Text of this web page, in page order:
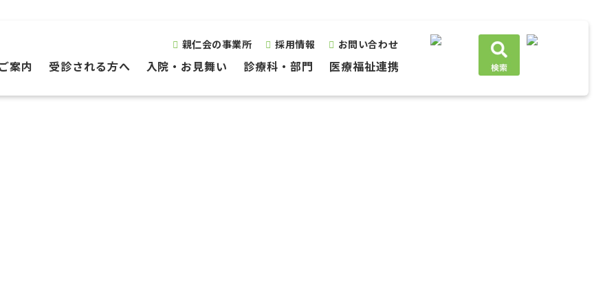
親仁会の事業所 採用情報 お問い合わせ
案内 受診される方へ 入院・お見舞い 診療科・部門 医療福祉連携